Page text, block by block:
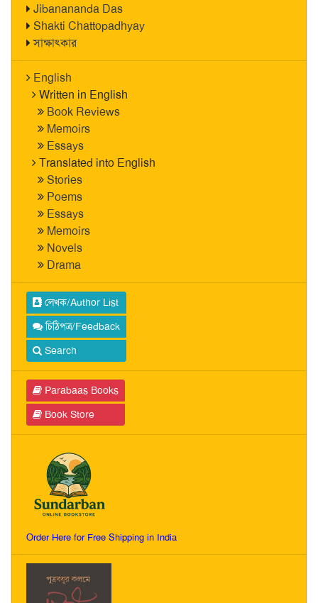
Jibanananda Das
Shakti Chattopadhyay
সাক্ষাৎকার
English
Written in English
Book Reviews
Memoirs
Essays
Translated into English
Stories
Poems
Essays
Memoirs
Novels
Drama
লেখক/Author List
চিঠিপত্র/Feedback
Search
Parabaas Books
Book Store
Order Here for Free Shipping in India